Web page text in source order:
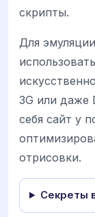
скрипты.
Для
3G или даже
себя сайт у
отрисовки.
Секреты